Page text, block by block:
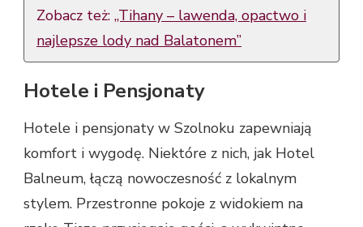
Zobacz też: „Tihany – lawenda, opactwo i
najlepsze lody nad Balatonem”
Hotele i Pensjonaty
Hotele i pensjonaty w Szolnoku zapewniają
komfort i wygodę. Niektóre z nich, jak Hotel
Balneum, łączą nowoczesność z lokalnym
stylem. Przestronne pokoje z widokiem na